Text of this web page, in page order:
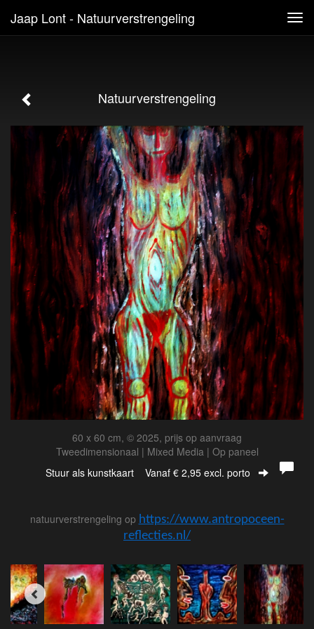
Jaap Lont - Natuurverstrengeling
Natuurverstrengeling
60 x 60 cm, © 2025, prijs op aanvraag
Tweedimensionaal | Mixed Media | Op paneel
Stuur als kunstkaart Vanaf € 2,95 excl. porto
natuurverstrengeling op https://www.antropoceen-
reflecties.nl/